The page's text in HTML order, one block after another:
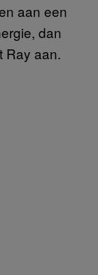
aan een
dan
Ray aan.